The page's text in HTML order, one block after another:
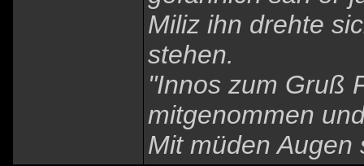
Miliz ihn drehte
stehen.
"Innos zum Gruß
mitgenommen
Mit müden Augen